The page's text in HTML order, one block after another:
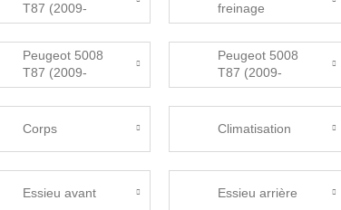
T87 (2009-
2016) Airbag,
bezpečnostní
pásy
freinage
Peugeot 5008
T87 (2009-
2016)
Elektrosoučásti
Peugeot 5008
T87 (2009-
2016) Emise
Corps Climatisation
Essieu avant Essieu arrière